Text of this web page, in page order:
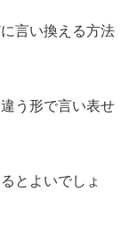
言い換える方法
う形で言い表せ
とよいでしょ